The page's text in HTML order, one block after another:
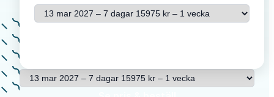
Välj resa
Välj resa